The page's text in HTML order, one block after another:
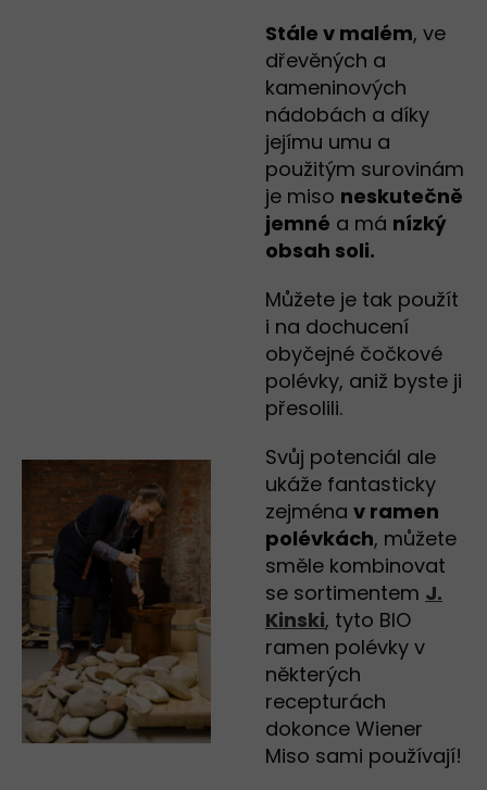
Stále v malém, ve
dřevěných a
kameninových
nádobách a díky
jejímu umu a
použitým surovinám
je miso neskutečně
jemné a má nízký
obsah soli.
Můžete je tak použít
i na dochucení
obyčejné čočkové
polévky, aniž byste ji
přesolili.
Svůj potenciál ale
ukáže fantasticky
zejména v ramen
polévkách, můžete
směle kombinovat
se sortimentem J.
Kinski, tyto BIO
ramen polévky v
některých
recepturách
dokonce Wiener
Miso sami používají!